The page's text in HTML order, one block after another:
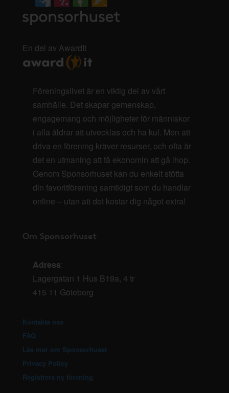
En del av AwardIt
Föreningslivet är en viktig del av vårt
samhälle. Det skapar gemenskap,
engagemang och möjligheter för människor
i alla åldrar att utvecklas och ha kul. Men att
driva en förening kräver resurser, och ofta är
det en utmaning att få ekonomin att gå ihop.
Genom Sponsorhuset kan du enkelt stötta
din favoritförening samtidigt som du handlar
online – utan att det kostar dig något extra!
Om Sponsorhuset
Adress:
Lagergatan 1 Hus B19a, 4 tr
415 11 Göteborg
Kontakta oss
FAQ
Läs mer om Sponsorhuset
Privacy Policy
Registrera ny förening